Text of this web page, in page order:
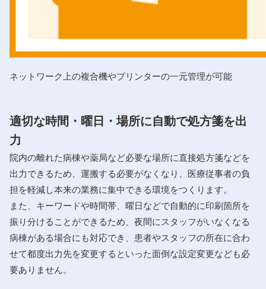
ネットワーク上の複合機やプリンターの一元管理が可能
適切な時間・曜日・場所に自動で処方箋を出
力
院内の離れた病棟や薬局など必要な場所に直接処方箋などを
出力できるため、運搬する必要がなくなり、医療従事者の負
担を軽減し本来の業務に集中できる環境をつくります。
また、キーワードや時間帯、曜日などで自動的に印刷箇所を
振り分けることができるため、夜間にスタッフがいなくなる
病棟がある場合にも対応でき、患者やスタッフの所在に合わ
せて都度出力先を変更するといった面倒な設定変更なども必
要ありません。